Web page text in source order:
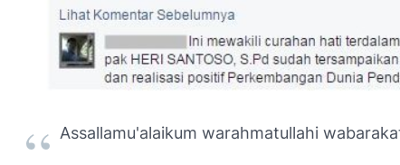
Assallamu'alaikum warahmatullahi